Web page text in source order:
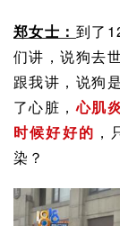
郑女士： 到了
们讲，说狗去
跟我讲，说狗
了心脏，心肌
时候好好的
染？